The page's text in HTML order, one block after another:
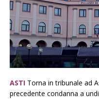
ASTI Torna in tribunale ad
precedente condanna a